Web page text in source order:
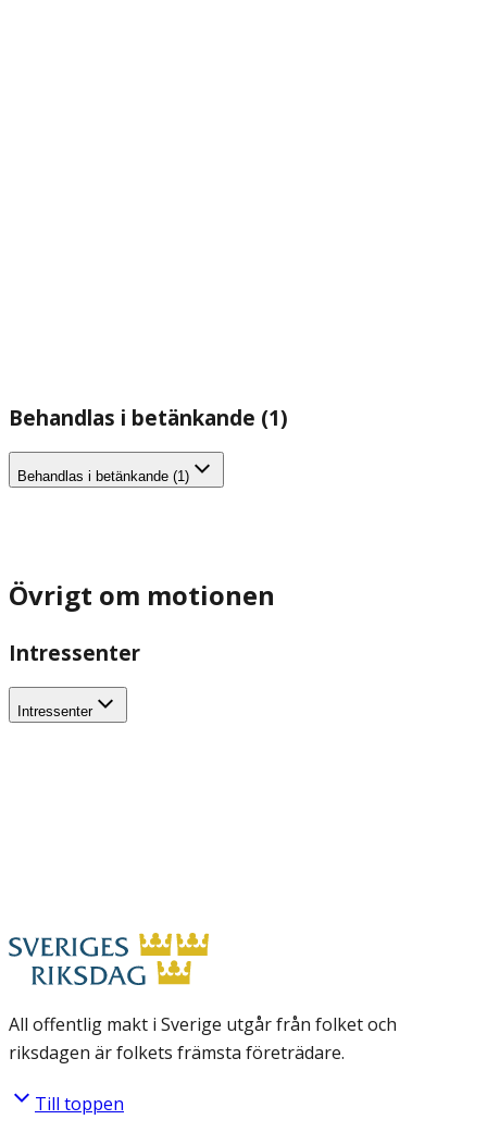
Behandlas i betänkande (1)
Behandlas i betänkande (1)
Övrigt om motionen
Intressenter
Intressenter
All offentlig makt i Sverige utgår från folket och
riksdagen är folkets främsta företrädare.
Till toppen